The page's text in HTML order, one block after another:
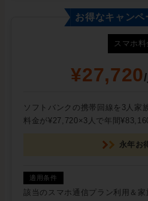
お得なキャンペ
スマホ料
¥27,720
ソフトバンクの携帯回線を3人家
料金が¥27,720×3人で年間
永年お
該当のスマホ通信プラン利用＆家